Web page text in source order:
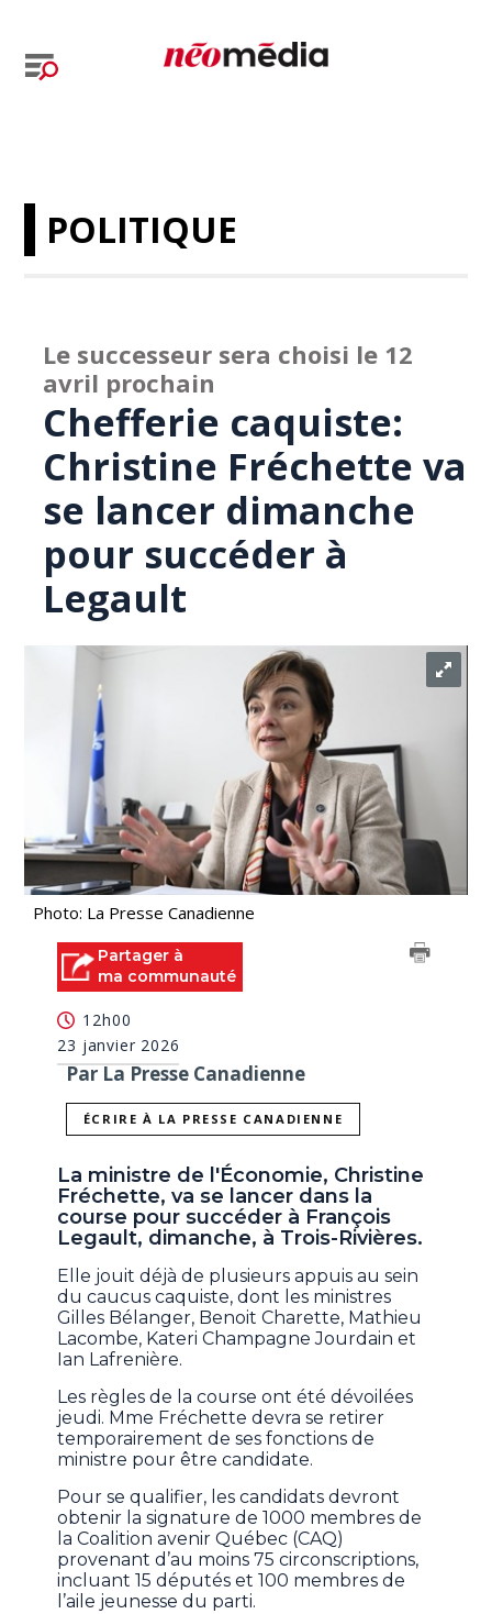
POLITIQUE
Le successeur sera choisi le 12
avril prochain
Chefferie caquiste:
Christine Fréchette va
se lancer dimanche
pour succéder à
Legault
Photo: La Presse Canadienne
Partager à
ma communauté
12h00
23 janvier 2026
Par La Presse Canadienne
ÉCRIRE À LA PRESSE CANADIENNE
La ministre de l'Économie, Christine
Fréchette, va se lancer dans la
course pour succéder à François
Legault, dimanche, à Trois-Rivières.
Elle jouit déjà de plusieurs appuis au sein
du caucus caquiste, dont les ministres
Gilles Bélanger, Benoit Charette, Mathieu
Lacombe, Kateri Champagne Jourdain et
Ian Lafrenière.
Les règles de la course ont été dévoilées
jeudi. Mme Fréchette devra se retirer
temporairement de ses fonctions de
ministre pour être candidate.
Pour se qualifier, les candidats devront
obtenir la signature de 1000 membres de
la Coalition avenir Québec (CAQ)
provenant d’au moins 75 circonscriptions,
incluant 15 députés et 100 membres de
l’aile jeunesse du parti.